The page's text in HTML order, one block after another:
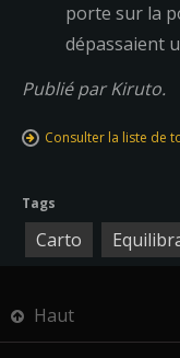
porte sur la
dépassaient
Publié par Kiruto.
Consulter la liste de
Tags
Carto
Haut